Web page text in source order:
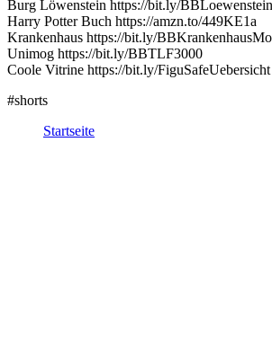
Burg Löwenstein https://bit.ly/BBLoewenstein
Harry Potter Buch https://amzn.to/449KE1a
Krankenhaus https://bit.ly/
Unimog https://bit.ly/BBTLF3000
Coole Vitrine https://bit.ly/FiguSafeUebersicht
#shorts
Startseite